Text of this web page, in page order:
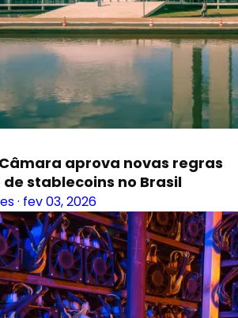
aprova novas regras
stablecoins no Brasil
· fev 03, 2026